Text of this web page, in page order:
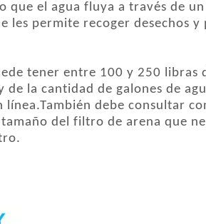
el agua fluya a través de
les permite recoger desechos
tener entre 100 y 250 libras
la cantidad de galones de
debe consultar
del filtro de arena que